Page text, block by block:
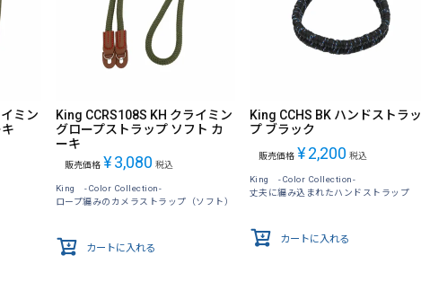
ミン
King CCRS108S KH クライミン
グロープストラップ ソフト カ
ーキ
販売価格 ¥3,080 税込
King -Color Collection-
ロープ編みのカメラストラップ（ソフト）
カートに入れる
King CCHS BK ハンドストラッ
プ ブラック
販売価格 ¥2,200 税込
King -Color Collection-
丈夫に編み込まれたハンドストラップ
カートに入れる